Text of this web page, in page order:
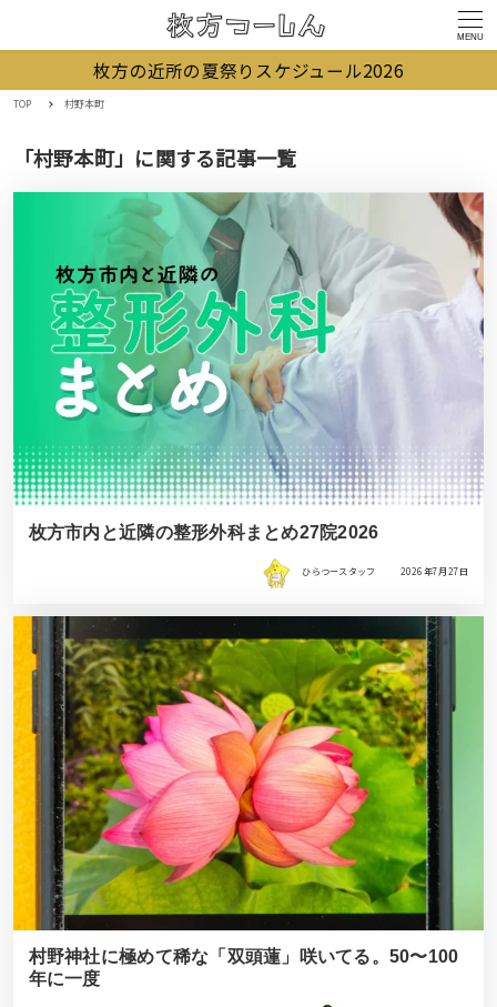
MENU
枚方の近所の夏祭りスケジュール2026
TOP 村野本町
「村野本町」に関する記事一覧
枚方市内と近隣の整形外科まとめ27院2026
ひらつースタッフ 2026年7月27日
村野神社に極めて稀な「双頭蓮」咲いてる。50〜100
年に一度